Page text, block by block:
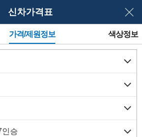
신차가격표
가격/제원정보 색상정보